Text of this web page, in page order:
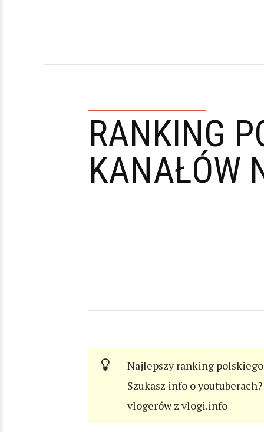
RANKING
KANAŁÓW
Najlepszy ranking
Szukasz info o
vlogerów z vlogi.info